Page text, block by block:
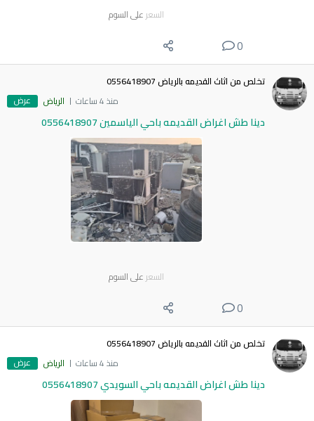
السعر على السوم
0
تخلص من اثاث القديمه بالرياض 0556418907
منذ 4 ساعات
الرياض عرض
دينا طش اغراض القديمه باحي الياسمين 0556418907
السعر على السوم
0
تخلص من اثاث القديمه بالرياض 0556418907
منذ 4 ساعات
الرياض عرض
دينا طش اغراض القديمه باحي السويدي 0556418907